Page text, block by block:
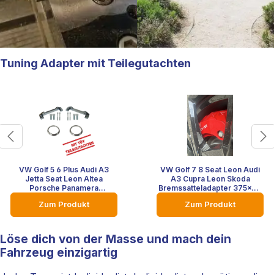
Tuning Adapter mit Teilegutachten
VW Golf 5 6 Plus Audi A3
Jetta Seat Leon Altea
Porsche Panamera
Adapter 375x36 Tuning
Adapter mit TÜV
Zum Produkt
VW Golf 7 8 Seat Leon Audi
A3 Cupra Leon Skoda
Bremssatteladapter 375x36
Porsche Panamera
Bremssattel mit TÜV
Zum Produkt
Löse dich von der Masse und mach dein
Fahrzeug einzigartig